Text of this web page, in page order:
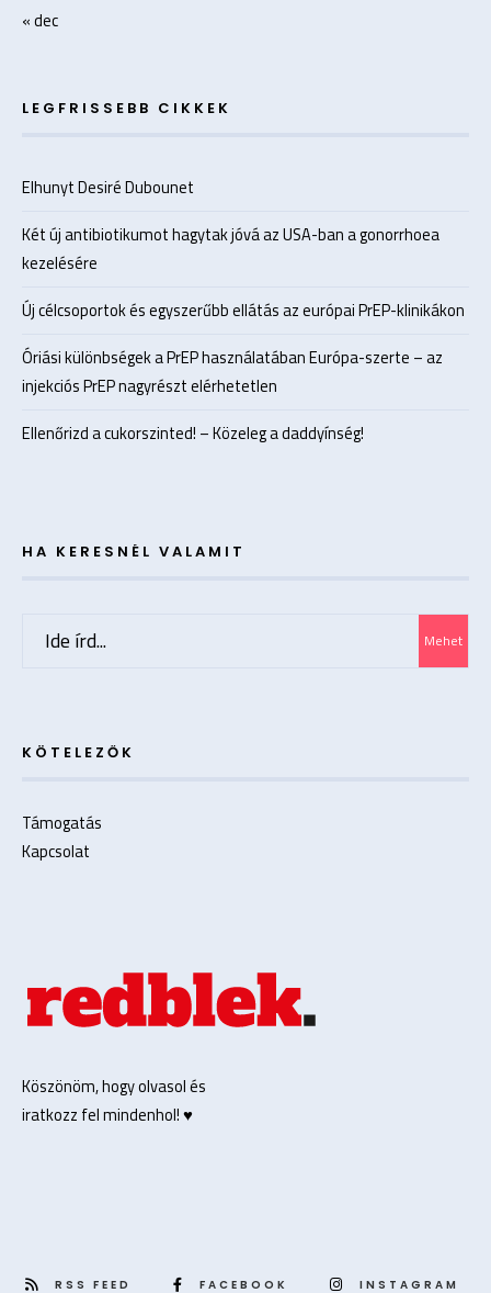
« dec
LEGFRISSEBB CIKKEK
Elhunyt Desiré Dubounet
Két új antibiotikumot hagytak jóvá az USA-ban a gonorrhoea
kezelésére
Új célcsoportok és egyszerűbb ellátás az európai PrEP-klinikákon
Óriási különbségek a PrEP használatában Európa-szerte – az
injekciós PrEP nagyrészt elérhetetlen
Ellenőrizd a cukorszinted! – Közeleg a daddyínség!
HA KERESNÉL VALAMIT
Mehet
KÖTELEZŐK
Támogatás
Kapcsolat
Köszönöm, hogy olvasol és
iratkozz fel mindenhol! ♥️
RSS FEED FACEBOOK INSTAGRAM